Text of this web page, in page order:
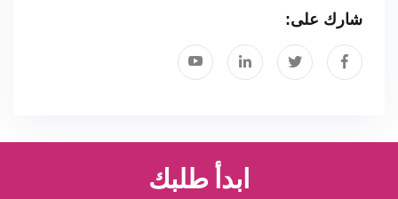
شارك على:
ابدأ طلبك